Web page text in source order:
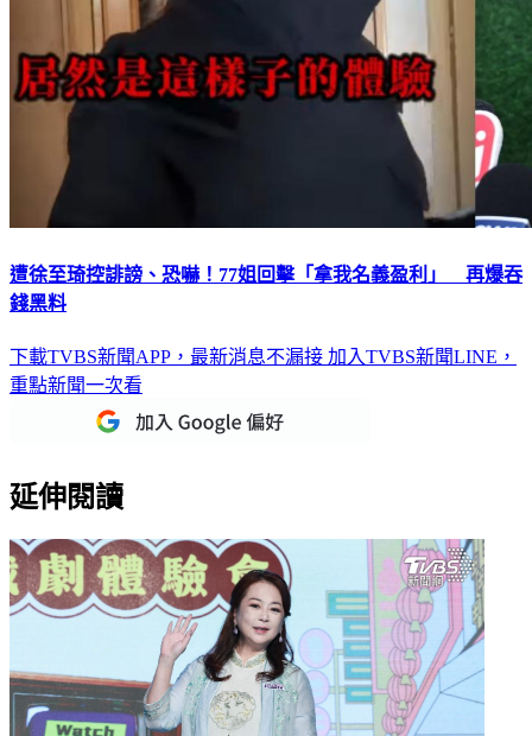
遭徐至琦控誹謗、恐嚇！77姐回擊「拿我名義盈利」 再爆吞
錢黑料
下載TVBS新聞APP，最新消息不漏接 加入TVBS新聞LINE，
重點新聞一次看
延伸閱讀